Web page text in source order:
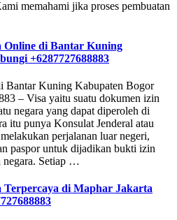
memahami jika proses pembuatan
Online di Bantar Kuning
+6287727688883
Bantar Kuning Kabupaten Bogor
– Visa yaitu suatu dokumen izin
negara yang dapat diperoleh di
itu punya Konsulat Jenderal atau
perjalanan luar negeri,
paspor untuk dijadikan bukti izin
negara. Setiap …
Terpercaya di Maphar Jakarta